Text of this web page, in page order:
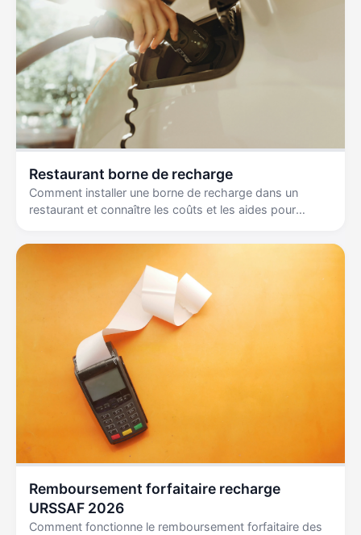
Restaurant borne de recharge
Comment installer une borne de recharge dans un
restaurant et connaître les coûts et les aides pour
Remboursement forfaitaire recharge
URSSAF 2026
Comment fonctionne le remboursement forfaitaire des